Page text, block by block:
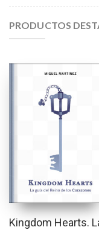
PRODUCTOS
Kingdom Hearts.